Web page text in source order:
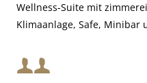
Wellness-Suite mit
Klimaanlage, Safe, Minibar
Mindestbelegung: